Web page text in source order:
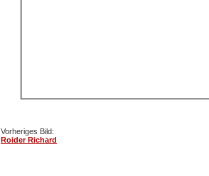
Vorheriges Bild:
Roider Richard